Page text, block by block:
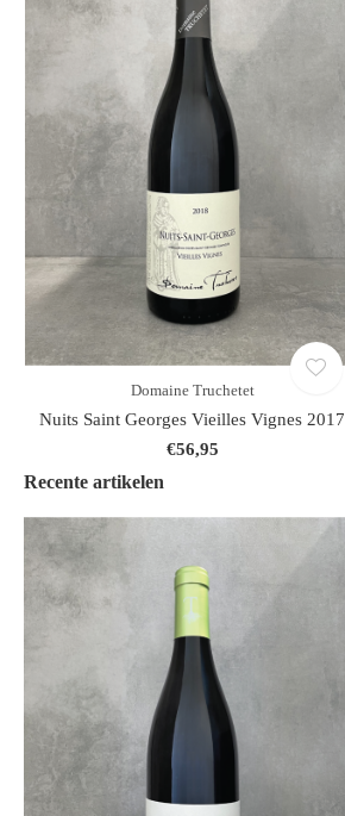
Domaine Truchetet
Nuits Saint Georges Vieilles Vignes 2017
€56,95
Recente artikelen